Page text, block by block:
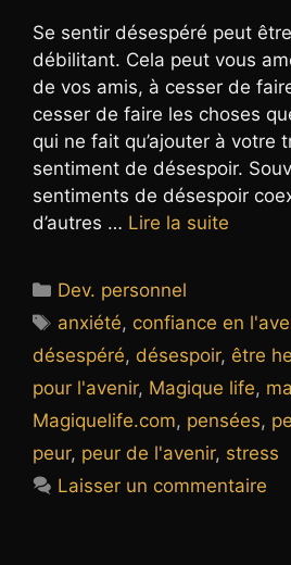
Se sentir désespéré peut
débilitant. Cela peut vous
de vos amis, à cesser de
cesser de faire les choses
qui ne fait qu’ajouter à votre
sentiment de désespoir.
sentiments de désespoir
d’autres … Lire la suite
Catégories
Dev. personnel
Étiquettes
anxiété, confiance en
désespéré, désespoir, être
pour l'avenir, Magique life,
Magiquelife.com, pensées,
peur, peur de l'avenir, stress
Laisser un commentaire